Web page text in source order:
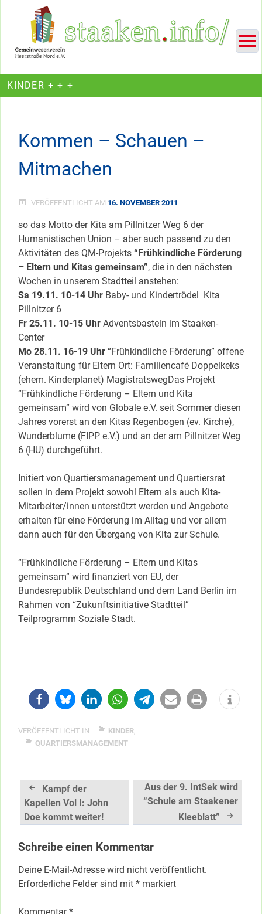
Ein Projekt des Gemeinwesenvereins Heerstraße Nord
KINDER + + +
Kommen – Schauen –
Mitmachen
VERÖFFENTLICHT AM 16. NOVEMBER 2011
so das Motto der Kita am Pillnitzer Weg 6 der
Humanistischen Union – aber auch passend zu den
Aktivitäten des QM-Projekts “Frühkindliche Förderung
– Eltern und Kitas gemeinsam”, die in den nächsten
Wochen in unserem Stadtteil anstehen:
Sa 19.11. 10-14 Uhr Baby- und Kindertrödel Kita
Pillnitzer 6
Fr 25.11. 10-15 Uhr Adventsbasteln im Staaken-
Center
Mo 28.11. 16-19 Uhr “Frühkindliche Förderung” offene
Veranstaltung für Eltern Ort: Familiencafé Doppelkeks
(ehem. Kinderplanet) MagistratswegDas Projekt
“Frühkindliche Förderung – Eltern und Kita
gemeinsam” wird von Globale e.V. seit Sommer diesen
Jahres vorerst an den Kitas Regenbogen (ev. Kirche),
Wunderblume (FIPP e.V.) und an der am Pillnitzer Weg
6 (HU) durchgeführt.
Initiert von Quartiersmanagement und Quartiersrat
sollen in dem Projekt sowohl Eltern als auch Kita-
Mitarbeiter/innen unterstützt werden und Angebote
erhalten für eine Förderung im Alltag und vor allem
dann auch für den Übergang von Kita zur Schule.
“Frühkindliche Förderung – Eltern und Kitas
gemeinsam” wird finanziert von EU, der
Bundesrepublik Deutschland und dem Land Berlin im
Rahmen von “Zukunftsinitiative Stadtteil”
Teilprogramm Soziale Stadt.
VERÖFFENTLICHT IN KINDER,
QUARTIERSMANAGEMENT
Beitragsnavigation
Kampf der
Kapellen Vol I: John
Doe kommt weiter!
Aus der 9. IntSek wird
“Schule am Staakener
Kleeblatt”
Schreibe einen Kommentar
Deine E-Mail-Adresse wird nicht veröffentlicht.
Erforderliche Felder sind mit * markiert
Kommentar*